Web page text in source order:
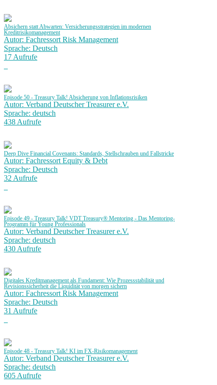
Absichern statt Abwarten: Versicherungsstrategien im modernen
Kreditrisikomanagement
Autor: Fachressort Risk Management
Sprache: Deutsch
17 Aufrufe
Episode 50 - Treasury Talk! Absicherung von Inflationsrisiken
Autor: Verband Deutscher Treasurer e.V.
Sprache: deutsch
438 Aufrufe
Deep Dive Financial Covenants: Standards, Stellschrauben und Fallstricke
Autor: Fachressort Equity & Debt
Sprache: Deutsch
32 Aufrufe
Episode 49 - Treasury Talk! VDT Treasury® Mentoring - Das Mentoring-
Programm für Young Professionals
Autor: Verband Deutscher Treasurer e.V.
Sprache: deutsch
430 Aufrufe
Digitales Kreditmanagement als Fundament: Wie Prozessstabilität und
Revisionssicherheit die Liquidität von morgen sichern
Autor: Fachressort Risk Management
Sprache: Deutsch
31 Aufrufe
Episode 48 - Treasury Talk! KI im FX-Risikomanagement
Autor: Verband Deutscher Treasurer e.V.
Sprache: deutsch
605 Aufrufe